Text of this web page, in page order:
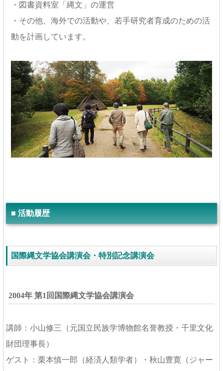
・図書資料室「縄文」の運営
・その他、海外での活動や、若手研究者育成のための活
動を計画しています。
■ 活動履歴
国際縄文学協会講演会・特別記念講演会
2004年 第1回国際縄文学協会講演会
講師：小山修三（元国立民族学博物館名誉教授・千里文化
財団理事長）
ゲスト：栗本慎一郎（経済人類学者）・秋山豊寛（ジャー